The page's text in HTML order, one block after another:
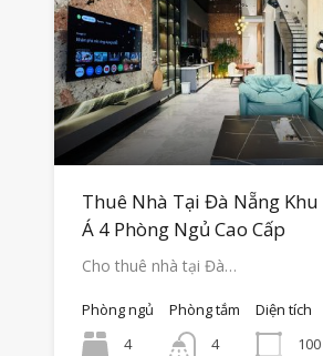
Thuê Nhà Tại Đà Nẵng
Á 4 Phòng Ngủ Cao Cấp
Cho thuê nhà tại Đà…
Phòng ngủ
4
Phòng tắm
4
Diện tích
100